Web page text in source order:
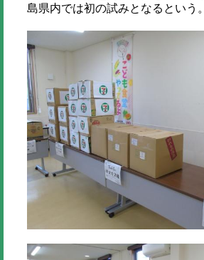
島県内では初の試みとなるという。